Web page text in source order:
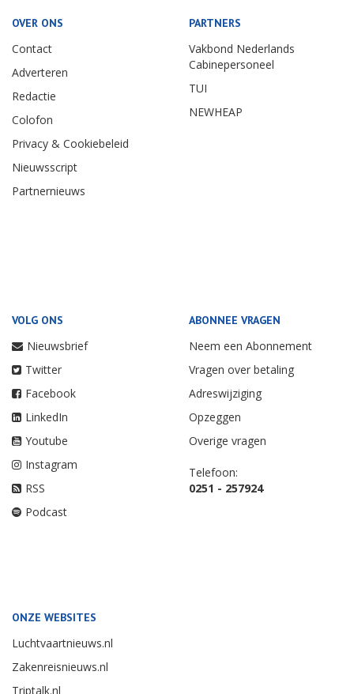
OVER ONS
Contact
Adverteren
Redactie
Colofon
Privacy & Cookiebeleid
Nieuwsscript
Partnernieuws
PARTNERS
Vakbond Nederlands
Cabinepersoneel
TUI
NEWHEAP
VOLG ONS
Nieuwsbrief
Twitter
Facebook
LinkedIn
Youtube
Instagram
RSS
Podcast
ABONNEE VRAGEN
Neem een Abonnement
Vragen over betaling
Adreswijziging
Opzeggen
Overige vragen
Telefoon:
0251 - 257924
ONZE WEBSITES
Luchtvaartnieuws.nl
Zakenreisnieuws.nl
Triptalk.nl